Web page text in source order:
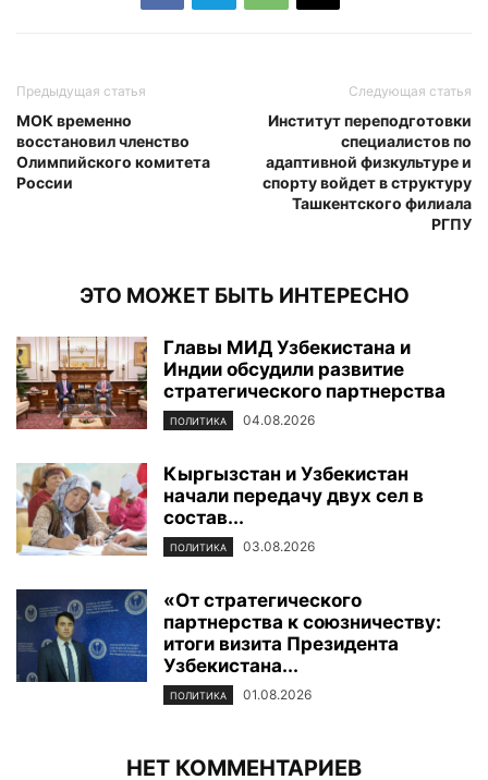
Предыдущая статья
МОК временно
восстановил членство
Олимпийского комитета
России
Следующая статья
Институт переподготовки
специалистов по
адаптивной физкультуре и
спорту войдет в структуру
Ташкентского филиала
РГПУ
ЭТО МОЖЕТ БЫТЬ ИНТЕРЕСНО
Главы МИД Узбекистана и
Индии обсудили развитие
стратегического партнерства
ПОЛИТИКА 04.08.2026
Кыргызстан и Узбекистан
начали передачу двух сел в
состав...
ПОЛИТИКА 03.08.2026
«От стратегического
партнерства к союзничеству:
итоги визита Президента
Узбекистана...
ПОЛИТИКА 01.08.2026
НЕТ КОММЕНТАРИЕВ